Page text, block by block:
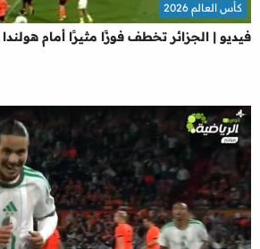
فيديو | الجزائر تخطف فوزًا مثيرًا أمام
كأس العالم 2026